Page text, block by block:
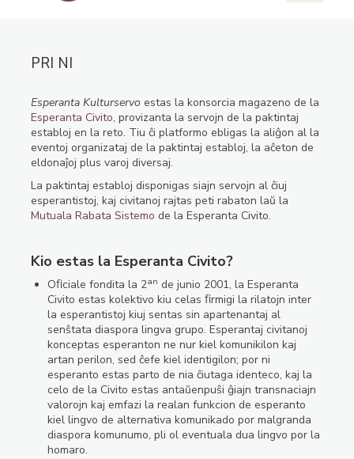
PRI NI
Esperanta Kulturservo estas la konsorcia magazeno de la
Esperanta Civito, provizanta la servojn de la paktintaj
establoj en la reto. Tiu ĉi platformo ebligas la aliĝon al la
eventoj organizataj de la paktintaj establoj, la aĉeton de
eldonaĵoj plus varoj diversaj.
La paktintaj establoj disponigas siajn servojn al ĉiuj
esperantistoj, kaj civitanoj rajtas peti rabaton laŭ la
Mutuala Rabata Sistemo de la Esperanta Civito.
Kio estas la Esperanta Civito?
Oﬁciale fondita la 2an de junio 2001, la Esperanta
Civito estas kolektivo kiu celas ﬁrmigi la rilatojn inter
la esperantistoj kiuj sentas sin apartenantaj al
senŝtata diaspora lingva grupo. Esperantaj civitanoj
konceptas esperanton ne nur kiel komunikilon kaj
artan perilon, sed ĉefe kiel identigilon; por ni
esperanto estas parto de nia ĉiutaga identeco, kaj la
celo de la Civito estas antaŭenpuŝi ĝiajn transnaciajn
valorojn kaj emfazi la realan funkcion de esperanto
kiel lingvo de alternativa komunikado por malgranda
diaspora komunumo, pli ol eventuala dua lingvo por la
homaro.